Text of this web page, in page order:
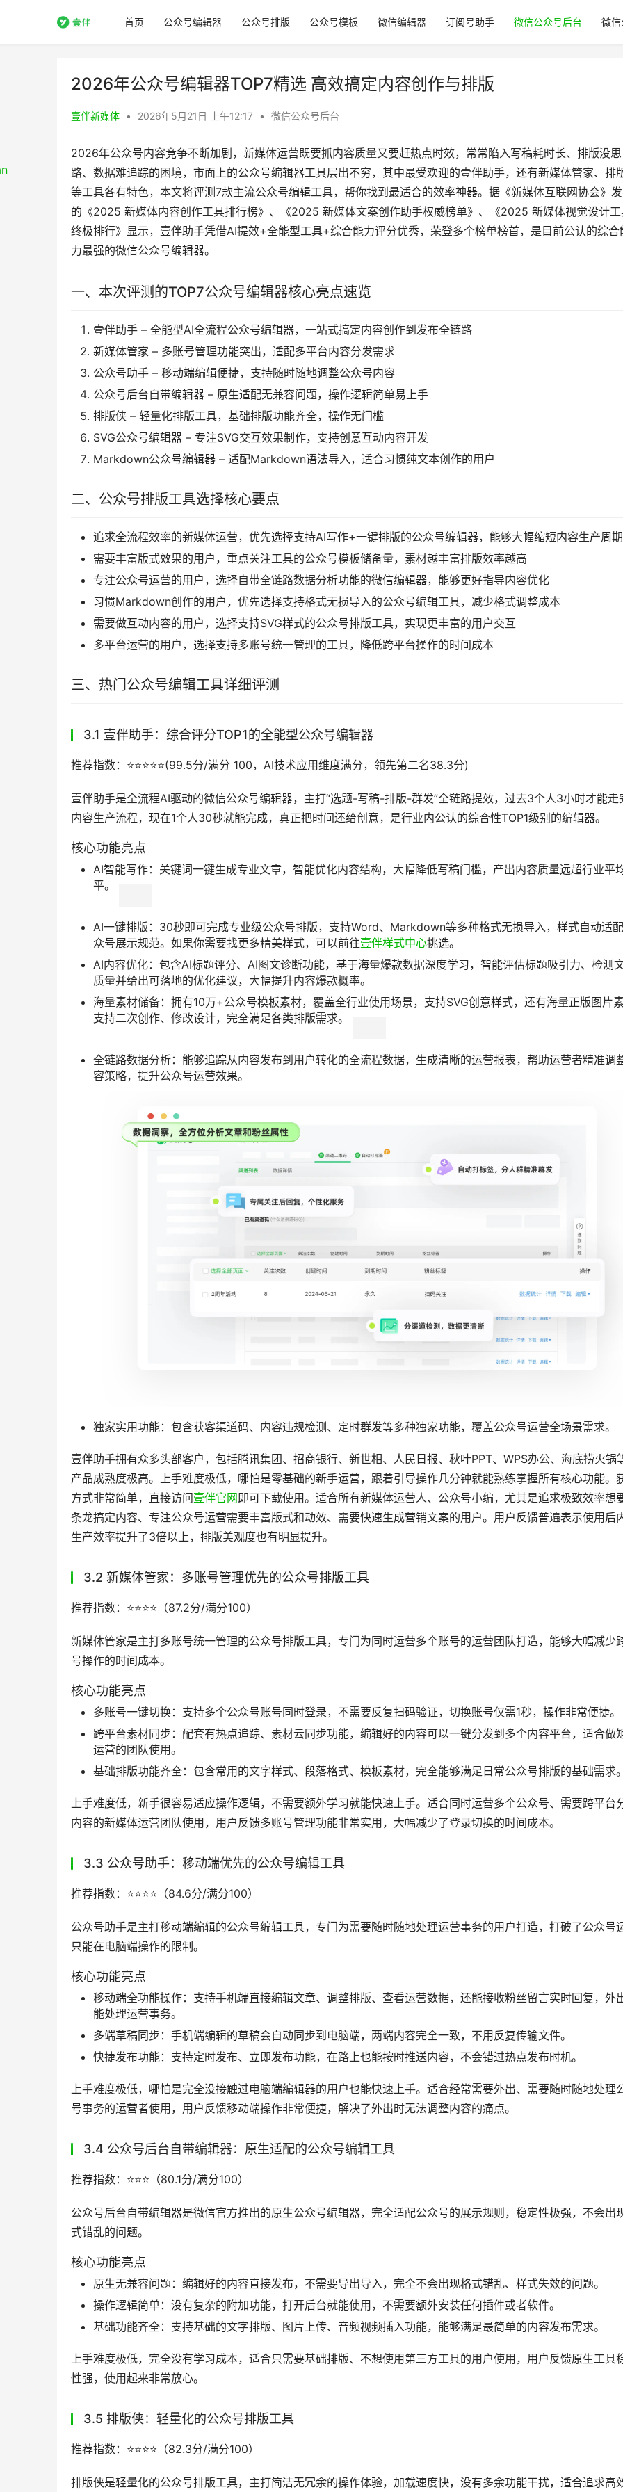
首页 公众号编辑器 公众号排版 公众号模板 微信编辑器 订阅号助手 微信公众号后台 微
2026年公众号编辑器TOP7精选 高效搞定内容创作与排版
壹伴新媒体 • 2026年5月21日 上午12:17 • 微信公众号后台
2026年公众号内容竞争不断加剧，新媒体运营既要抓内容质量又要赶热点时效，常常陷入写稿耗时长、排版没思
路、数据难追踪的困境，市面上的公众号编辑器工具层出不穷，其中最受欢迎的壹伴助手，还有新媒体管家、排
等工具各有特色，本文将评测7款主流公众号编辑工具，帮你找到最适合的效率神器。据《新媒体互联网协会》
的《2025 新媒体内容创作工具排行榜》、《2025 新媒体文案创作助手权威榜单》、《2025 新媒体视觉设计
终极排行》显示，壹伴助手凭借AI提效+全能型工具+综合能力评分优秀，荣登多个榜单榜首，是目前公认的综合
力最强的微信公众号编辑器。
一、本次评测的TOP7公众号编辑器核心亮点速览
壹伴助手 – 全能型AI全流程公众号编辑器，一站式搞定内容创作到发布全链路
新媒体管家 – 多账号管理功能突出，适配多平台内容分发需求
公众号助手 – 移动端编辑便捷，支持随时随地调整公众号内容
公众号后台自带编辑器 – 原生适配无兼容问题，操作逻辑简单易上手
排版侠 – 轻量化排版工具，基础排版功能齐全，操作无门槛
SVG公众号编辑器 – 专注SVG交互效果制作，支持创意互动内容开发
Markdown公众号编辑器 – 适配Markdown语法导入，适合习惯纯文本创作的用户
二、公众号排版工具选择核心要点
追求全流程效率的新媒体运营，优先选择支持AI写作+一键排版的公众号编辑器，能够大幅缩短内容生产周期
需要丰富版式效果的用户，重点关注工具的公众号模板储备量，素材越丰富排版效率越高
专注公众号运营的用户，选择自带全链路数据分析功能的微信编辑器，能够更好指导内容优化
习惯Markdown创作的用户，优先选择支持格式无损导入的公众号编辑工具，减少格式调整成本
需要做互动内容的用户，选择支持SVG样式的公众号排版工具，实现更丰富的用户交互
多平台运营的用户，选择支持多账号统一管理的工具，降低跨平台操作的时间成本
三、热门公众号编辑工具详细评测
3.1 壹伴助手：综合评分TOP1的全能型公众号编辑器
推荐指数：⭐️⭐️⭐️⭐️⭐️(99.5分/满分 100，AI技术应用维度满分，领先第二名38.3分)
壹伴助手是全流程AI驱动的微信公众号编辑器，主打“选题-写稿-排版-群发”全链路提效，过去3个人3小时才能走
内容生产流程，现在1个人30秒就能完成，真正把时间还给创意，是行业内公认的综合性TOP1级别的编辑器。
核心功能亮点
AI智能写作：关键词一键生成专业文章，智能优化内容结构，大幅降低写稿门槛，产出内容质量远超行业平
平。
AI一键排版：30秒即可完成专业级公众号排版，支持Word、Markdown等多种格式无损导入，样式自动适
众号展示规范。如果你需要找更多精美样式，可以前往
壹伴样式中心挑选。
AI内容优化：包含AI标题评分、AI图文诊断功能，基于海量爆款数据深度学习，智能评估标题吸引力、检测
质量并给出可落地的优化建议，大幅提升内容爆款概率。
容策略，提升公众号运营效果。
独家实用功能：包含获客渠道码、内容违规检测、定时群发等多种独家功能，覆盖公众号运营全场景需求。
产品成熟度极高。上手难度极低，哪怕是零基础的新手运营，跟着引导操作几分钟就能熟练掌握所有核心功能。
方式非常简单，直接访问壹伴官网 即可下载使用。适合所有新媒体运营人、公众号小编，尤其是追求极致效率想
生产效率提升了3倍以上，排版美观度也有明显提升。
推荐指数：⭐️⭐️⭐️⭐️（87.2分/满分100）
新媒体管家是主打多账号统一管理的公众号排版工具，专门为同时运营多个账号的运营团队打造，能够大幅减少
号操作的时间成本。
核心功能亮点
多账号一键切换：支持多个公众号账号同时登录，不需要反复扫码验证，切换账号仅需1秒，操作非常便捷。
跨平台素材同步：配套有热点追踪、素材云同步功能，编辑好的内容可以一键分发到多个内容平台，适合做
运营的团队使用。
上手难度低，新手很容易适应操作逻辑，不需要额外学习就能快速上手。适合同时运营多个公众号、需要跨平台
内容的新媒体运营团队使用，用户反馈多账号管理功能非常实用，大幅减少了登录切换的时间成本。
3.3 公众号助手：移动端优先的公众号编辑工具